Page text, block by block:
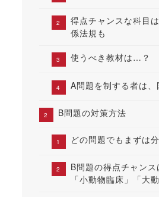
得点チャンスな科目
係法規も
使うべき教材は…？
A問題を制する者は
B問題の対策方法
どの問題でもまずは分
B問題の得点チャンス
「小動物臨床」「大